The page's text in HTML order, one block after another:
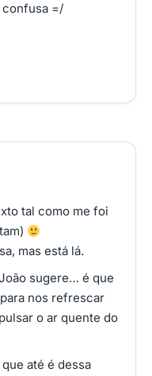
confusa =/
tal como me foi
mas está lá.
sugere… é que
nos refrescar
o ar quente do
até é dessa